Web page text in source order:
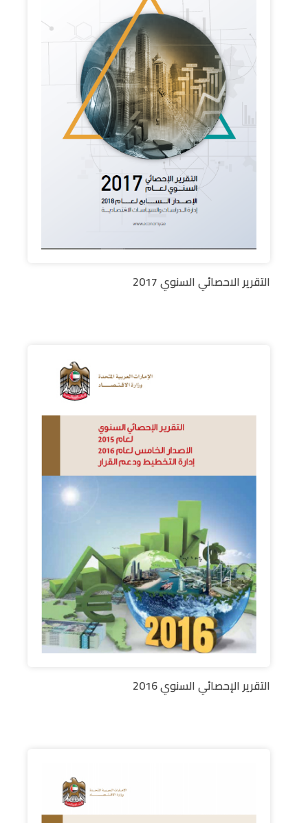
التقرير الاحصائي السنوي 2017
التقرير الإحصائي السنوي 2016